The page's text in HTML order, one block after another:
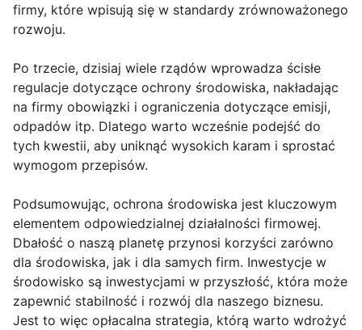
firmy, które wpisują się w standardy zrównoważonego
rozwoju.
Po trzecie, dzisiaj wiele rządów wprowadza ścisłe
regulacje dotyczące ochrony środowiska, nakładając
na firmy obowiązki i ograniczenia dotyczące emisji,
odpadów itp. Dlatego warto wcześnie podejść do
tych kwestii, aby uniknąć wysokich karam i sprostać
wymogom przepisów.
Podsumowując, ochrona środowiska jest kluczowym
elementem odpowiedzialnej działalności firmowej.
Dbałość o naszą planetę przynosi korzyści zarówno
dla środowiska, jak i dla samych firm. Inwestycje w
środowisko są inwestycjami w przyszłość, która może
zapewnić stabilność i rozwój dla naszego biznesu.
Jest to więc opłacalna strategia, którą warto wdrożyć